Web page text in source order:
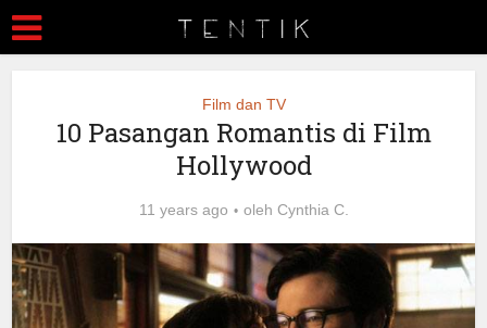
Film dan TV
10 Pasangan Romantis di Film
Hollywood
11 years ago oleh Cynthia C.